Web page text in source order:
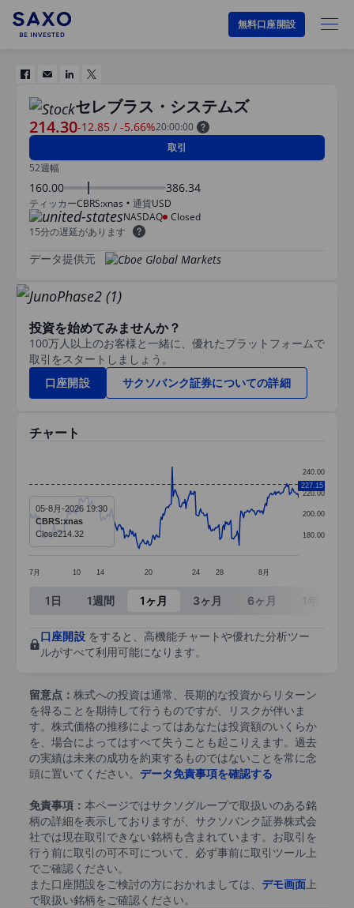
無料口座開設
セレブラス・システムズ
214.30-12.85 / -5.66%20:00:00
取引
52週幅
160.00 386.34
ティッカーCBRS:xnas 通貨USD
NASDAQ Closed
15分の遅延があります
データ提供元
投資を始めてみませんか？
100万人以上のお客様と一緒に、優れたプラットフォームで
取引をスタートしましょう。
口座開設
サクソバンク証券についての詳細
チャート
Line chart with 295 data points.
The chart has 1 X axis displaying categories.
The chart has 1 Y axis displaying values. Data
7月 10 14 20 24 28 8月
180.00
200.00
220.00
240.00
227.15
05-8月-2026 19:30
CBRS:xnas
Close214.32
End of interactive chart.
1日 1週間 1ヶ月 3ヶ月 6ヶ月
口座開設をすると、高機能チャートや優れた分析ツー
ルがすべて利用可能になります。
留意点： 株式への投資は通常、長期的な投資からリターン
を得ることを期待して行うものですが、リスクが伴いま
す。株式価格の推移によってはあなたは投資額のいくらか
を、場合によってはすべて失うことも起こりえます。過去
の実績は未来の成功を約束するものではないことを常に念
頭に置いてください。 データ免責事項を確認する
免責事項： 本ページではサクソグループで取扱いのある銘
柄の詳細を表示しておりますが、サクソバンク証券株式会
社では現在取引できない銘柄も含まれています。お取引を
行う前に取引の可不可について、必ず事前に取引ツール上
でご確認ください。
また口座開設をご検討の方におかれましては、 デモ画面 上
で取扱い銘柄をご確認ください。